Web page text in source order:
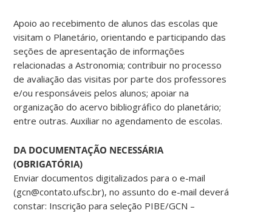
Apoio ao recebimento de alunos das escolas que
visitam o Planetário, orientando e participando das
seções de apresentação de informações
relacionadas a Astronomia; contribuir no processo
de avaliação das visitas por parte dos professores
e/ou responsáveis pelos alunos; apoiar na
organização do acervo bibliográfico do planetário;
entre outras. Auxiliar no agendamento de escolas.
DA DOCUMENTAÇÃO NECESSÁRIA
(OBRIGATÓRIA)
Enviar documentos digitalizados para o e-mail
(gcn@contato.ufsc.br), no assunto do e-mail deverá
constar: Inscrição para seleção PIBE/GCN –